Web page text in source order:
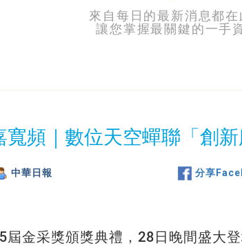
來自每日的最新消息都在
讓您掌握最關鍵的一手
頻｜數位天空蟬聯「創新
中華日報 分享
屆金采獎頒獎典禮，28日晚間盛大